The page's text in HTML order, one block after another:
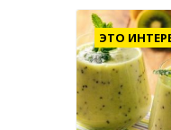
ЭТО